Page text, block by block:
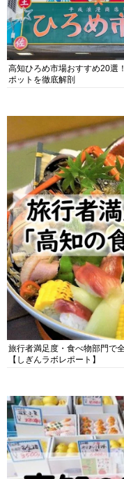
高知ひろめ市場おすすめ20選
ポットを徹底解剖
旅行者満足度・食べ物部門で
【しぎんラボレポート】